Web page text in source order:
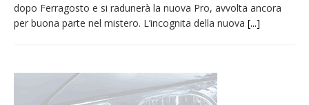
dopo Ferragosto e si radunerà la nuova Pro, avvolta ancora
per buona parte nel mistero. L’incognita della nuova [...]